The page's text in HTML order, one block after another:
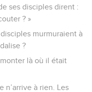
ses disciples dirent :
? »
murmuraient à
?
là où il était
n’arrive à rien. Les